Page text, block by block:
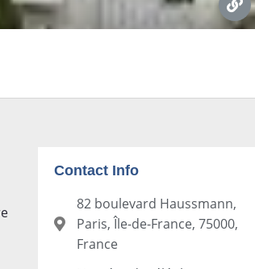
Contact Info
82 boulevard Haussmann,
Paris, Île-de-France, 75000,
France